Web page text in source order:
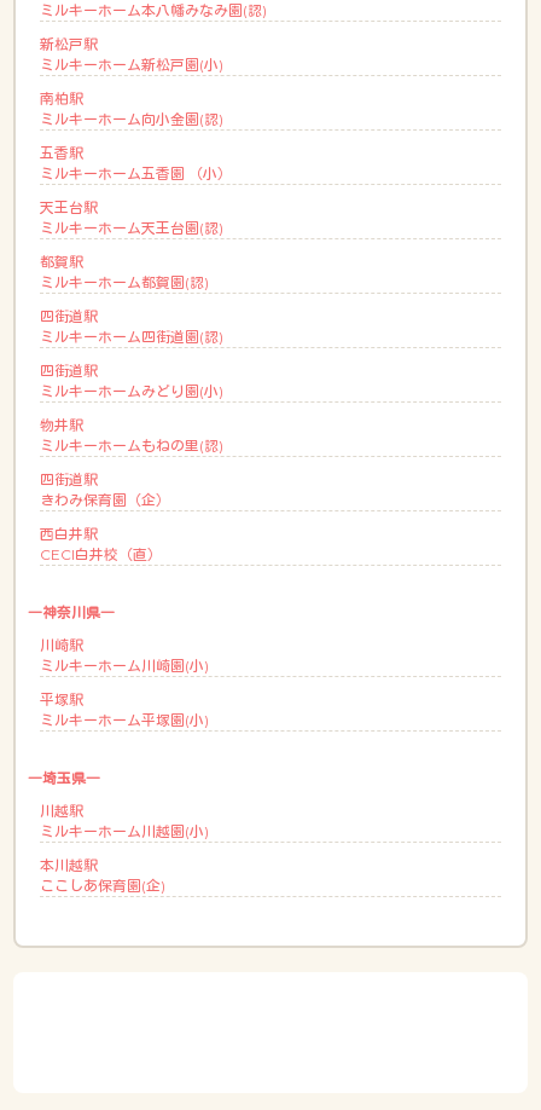
ミルキーホーム本八幡みなみ園(認)
新松戸駅
ミルキーホーム新松戸園(小)
南柏駅
ミルキーホーム向小金園(認)
五香駅
ミルキーホーム五香園 （小）
天王台駅
ミルキーホーム天王台園(認)
都賀駅
ミルキーホーム都賀園(認)
四街道駅
ミルキーホーム四街道園(認)
四街道駅
ミルキーホームみどり園(小)
物井駅
ミルキーホームもねの里(認)
四街道駅
きわみ保育園（企）
西白井駅
CECI白井校（直）
―神奈川県―
川崎駅
ミルキーホーム川崎園(小)
平塚駅
ミルキーホーム平塚園(小)
―埼玉県―
川越駅
ミルキーホーム川越園(小)
本川越駅
ここしあ保育園(企)